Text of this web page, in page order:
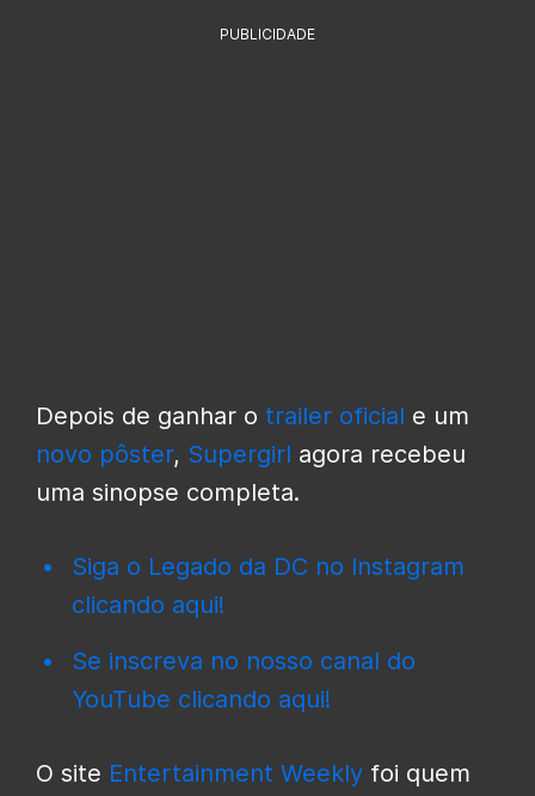
PUBLICIDADE
Depois de ganhar o trailer oficial e um
novo pôster, Supergirl agora recebeu
uma sinopse completa.
Siga o Legado da DC no Instagram
clicando aqui!
Se inscreva no nosso canal do
YouTube clicando aqui!
O site Entertainment Weekly foi quem